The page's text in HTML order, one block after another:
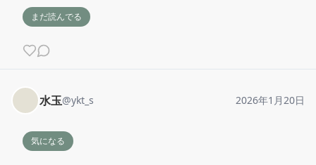
まだ読んでる
水玉@ykt_s 2026年1月20日
気になる